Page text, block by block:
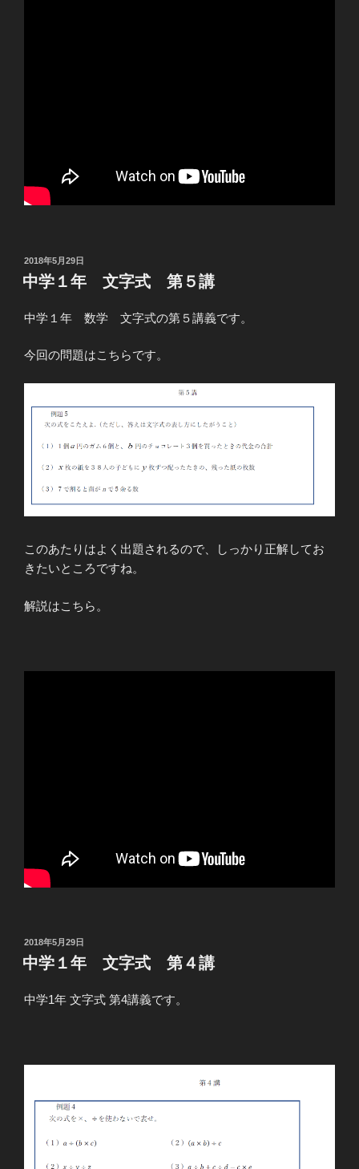
投
稿
日:
2018年5月29日
中学１年 文字式 第５講
中学１年 数学 文字式の第５講義です。
今回の問題はこちらです。
このあたりはよく出題されるので、しっかり正解してお
きたいところですね。
解説はこちら。
投
稿
日:
2018年5月29日
中学１年 文字式 第４講
中学1年 文字式 第4講義です。